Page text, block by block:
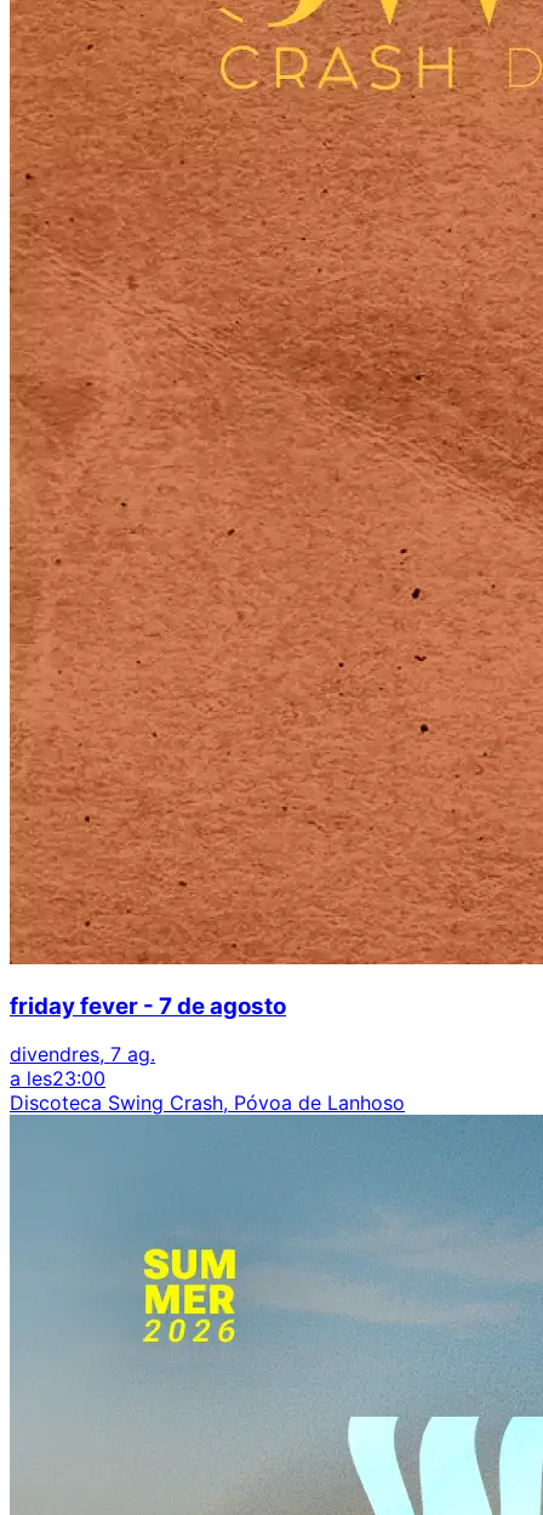
friday fever - 7 de agosto
divendres, 7 ag.
a les23:00
Discoteca Swing Crash, Póvoa de Lanhoso